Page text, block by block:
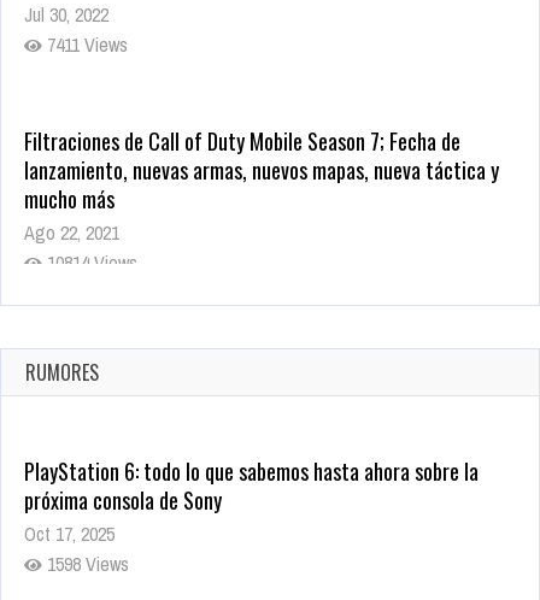
Jul 30, 2022
7411 Views
Filtraciones de Call of Duty Mobile Season 7; Fecha de
lanzamiento, nuevas armas, nuevos mapas, nueva táctica y
mucho más
Ago 22, 2021
10814 Views
La configuración de Call of Duty 2021 aparentemente ya fue
Ago 8, 2021
9998 Views
RUMORES
PlayStation 6: todo lo que sabemos hasta ahora sobre la
próxima consola de Sony
Oct 17, 2025
1598 Views